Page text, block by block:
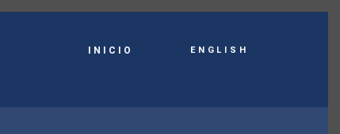
INICIO English